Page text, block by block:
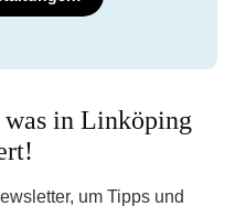
was in Linköping
um Tipps und